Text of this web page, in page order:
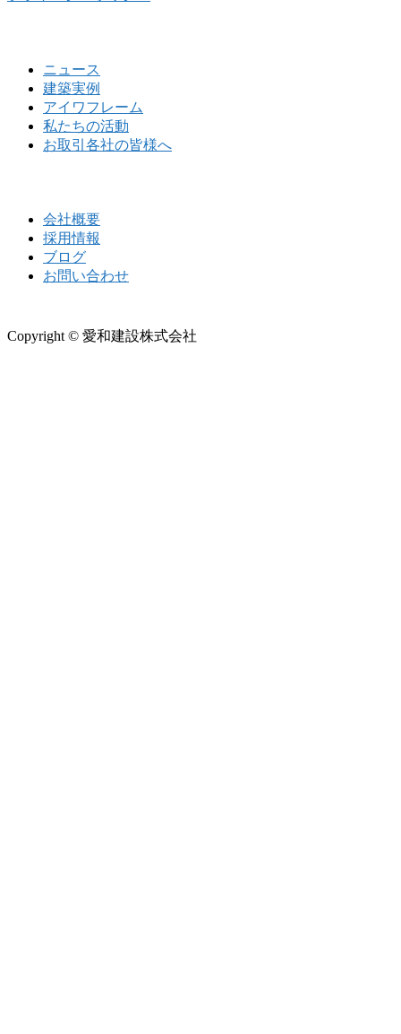
ニュース
建築実例
アイワフレーム
私たちの活動
お取引各社の皆様へ
会社概要
採用情報
ブログ
お問い合わせ
Copyright © 愛和建設株式会社